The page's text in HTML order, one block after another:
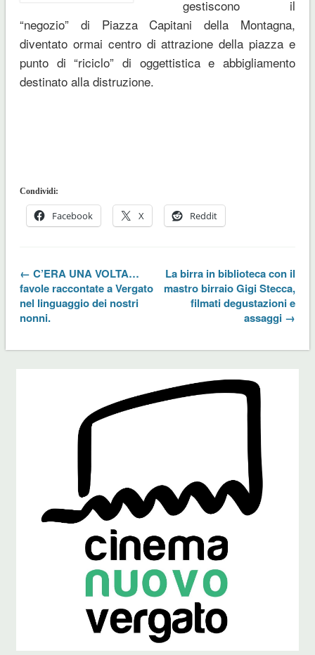
gestiscono il
“negozio” di Piazza Capitani della Montagna,
diventato ormai centro di attrazione della piazza e
punto di “riciclo” di oggettistica e abbigliamento
destinato alla distruzione.
Condividi:
Facebook X Reddit
← C’ERA UNA VOLTA…
favole raccontate a Vergato
nel linguaggio dei nostri
nonni.
La birra in biblioteca con il
mastro birraio Gigi Stecca,
filmati degustazioni e
assaggi →